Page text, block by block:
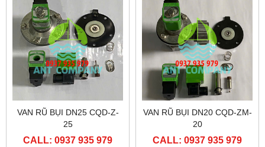
VAN RŨ BỤI DN25 CQD-Z-
25
CALL: 0937 935 979
VAN RŨ BỤI DN20 CQD-ZM-
20
CALL: 0937 935 979